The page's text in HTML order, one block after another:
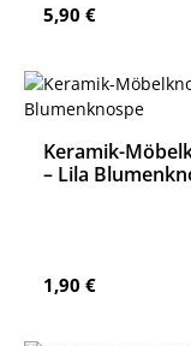
Regulärer Preis:
5,90 €
Keramik-
– Lila
Regulärer Preis:
1,90 €